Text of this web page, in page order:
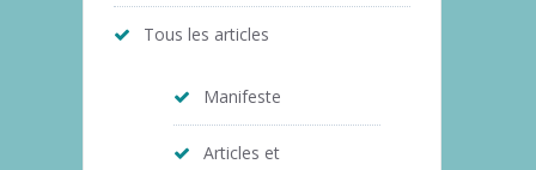
Tous les articles
Manifeste
Articles et